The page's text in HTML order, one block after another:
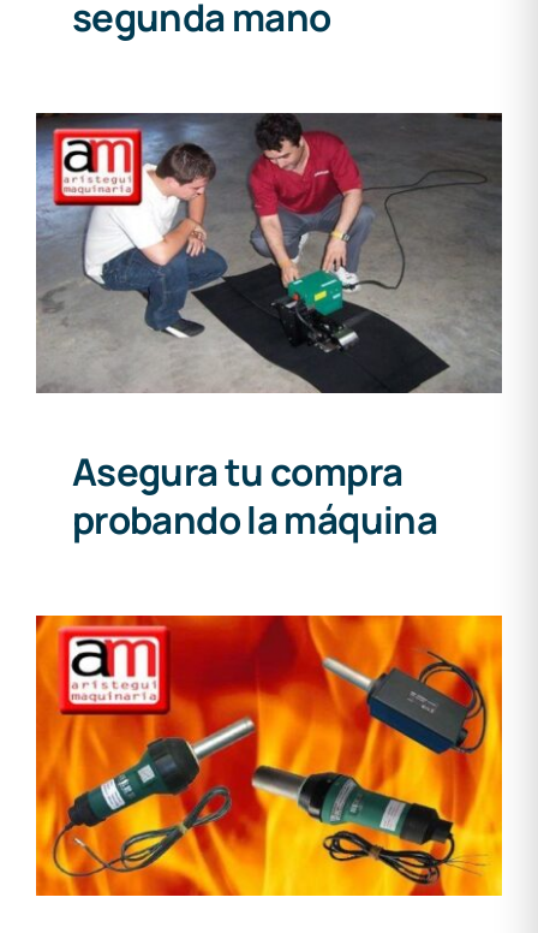
segunda mano
Asegura tu compra
probando la máquina
Asegura tu compra
probando la máquina
Nuevos encendedores de
calderas de Biomasa